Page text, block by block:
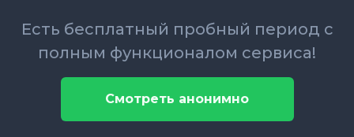
Есть бесплатный пробный период с
полным функционалом сервиса!
Смотреть анонимно